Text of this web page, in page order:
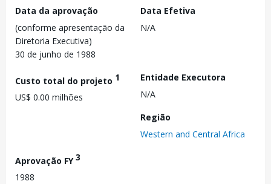
Data da aprovação
(conforme apresentação da
Diretoria Executiva)
30 de junho de 1988
Data Efetiva
N/A
Custo total do projeto 1
US$ 0.00 milhões
Entidade Executora
N/A
Região
Western and Central Africa
Aprovação FY3
1988